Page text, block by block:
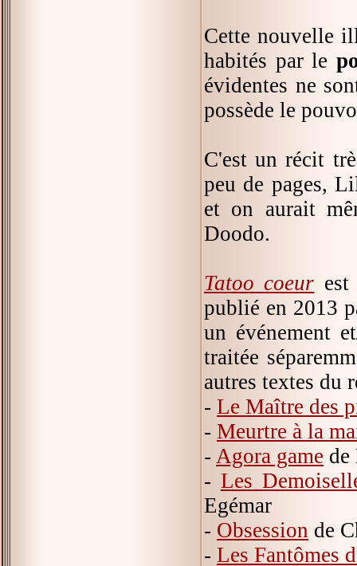
Cette nouvelle
habités par le
évidentes ne
possède le
C'est un récit
peu de pages,
et on aurait
Doodo.
Tatoo coeur
publié en 2013
un événement
traitée
autres textes du
- Le Maître des
- Meurtre à la
- Agora game
- Les
Egémar
- Obsession de
- Les Fantômes